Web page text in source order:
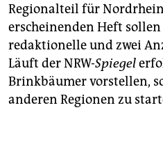
Regionalteil für
erscheinenden Heft sollen
redaktionelle und zwei
Läuft der NRW-Spiegel
Brinkbäumer vorstellen,
anderen Regionen zu